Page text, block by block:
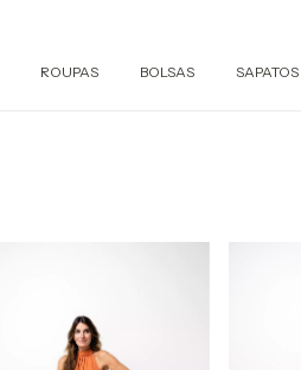
ROUPAS BOLSAS SAPATOS